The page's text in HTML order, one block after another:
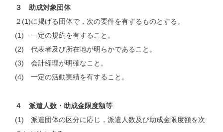
３ 助成対象団体
２(1)に掲げる団体で，次の要件を有するものとする。
(1) 一定の規約を有すること。
(2) 代表者及び所在地が明らかであること。
(3) 会計経理が明確なこと。
(4) 一定の活動実績を有すること。
４ 派遣人数・助成金限度額等
(1) 派遣団体の区分に応じ，派遣人数及び助成金限度額を次